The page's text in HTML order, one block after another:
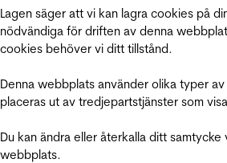
Lagen säger att vi kan lagra cookies på
nödvändiga för driften av denna
cookies behöver vi ditt tillstånd.
Denna webbplats använder olika typer
placeras ut av tredjepartstjänster som
Du kan ändra eller återkalla ditt
webbplats.